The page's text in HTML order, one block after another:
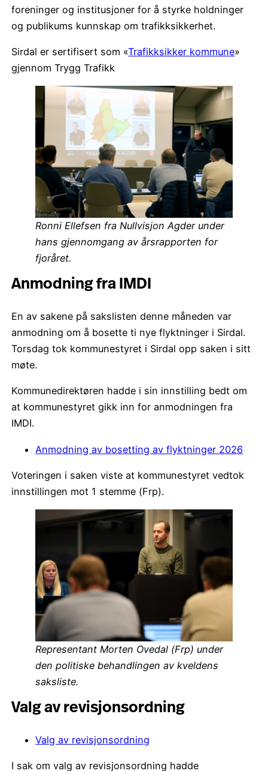
foreninger og institusjoner for å styrke holdninger
og publikums kunnskap om trafikksikkerhet.
Sirdal er sertifisert som «Trafikksikker kommune»
gjennom Trygg Trafikk
Ronni Ellefsen fra Nullvisjon Agder under
hans gjennomgang av årsrapporten for
fjoråret.
Anmodning fra IMDI
En av sakene på sakslisten denne måneden var
anmodning om å bosette ti nye flyktninger i Sirdal.
Torsdag tok kommunestyret i Sirdal opp saken i sitt
møte.
Kommunedirektøren hadde i sin innstilling bedt om
at kommunestyret gikk inn for anmodningen fra
IMDI.
Anmodning av bosetting av flyktninger 2026
Voteringen i saken viste at kommunestyret vedtok
innstillingen mot 1 stemme (Frp).
Representant Morten Ovedal (Frp) under
den politiske behandlingen av kveldens
saksliste.
Valg av revisjonsordning
Valg av revisjonsordning
I sak om valg av revisjonsordning hadde